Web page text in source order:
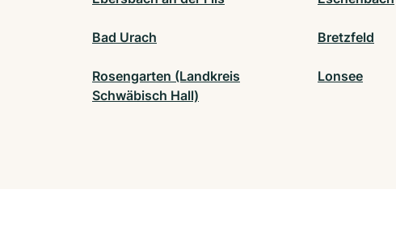
Bad Urach Bretzfeld
Rosengarten (Landkreis
Schwäbisch Hall)
Lonsee